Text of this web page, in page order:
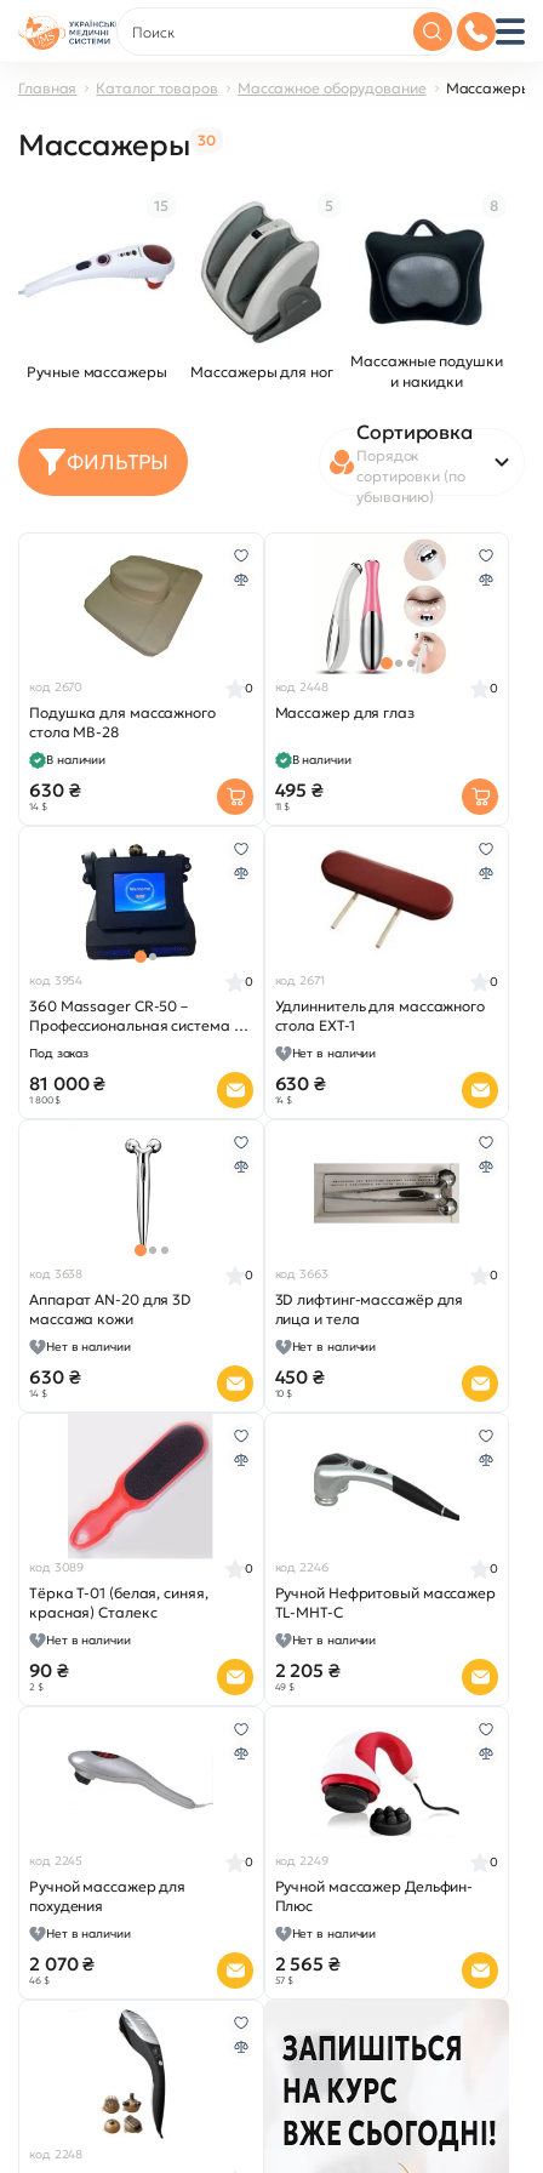
Главная Каталог товаров Массажное оборудование Массажеры
Массажеры 30
15
Ручные массажеры
5
Массажеры для ног
8
Массажные подушки
и накидки
ФИЛЬТРЫ
Сортировка
Порядок
сортировки (по
убыванию)
код 2670
Подушка для массажного
стола MB-28
0
В наличии
630 ₴
14 $
код 2448
Массажер для глаз
0
В наличии
495 ₴
11 $
код 3954
360 Massager CR-50 –
Профессиональная система 3-
в-1 для коррекции фигуры и
терапии
0
Под заказ
81 000 ₴
1 800 $
код 2671
Удлиннитель для массажного
стола EXT-1
0
Нет в наличии
630 ₴
14 $
код 3638
Аппарат AN-20 для 3D
массажа кожи
0
Нет в наличии
630 ₴
14 $
код 3663
3D лифтинг-массажёр для
лица и тела
0
Нет в наличии
450 ₴
10 $
код 3089
Тёрка Т-01 (белая, синяя,
красная) Сталекс
0
Нет в наличии
90 ₴
2 $
код 2246
Ручной Нефритовый массажер
TL-MHT-C
0
Нет в наличии
2 205 ₴
49 $
код 2245
Ручной массажер для
похудения
0
Нет в наличии
2 070 ₴
46 $
код 2249
Ручной массажер Дельфин-
Плюс
0
Нет в наличии
2 565 ₴
57 $
код 2248